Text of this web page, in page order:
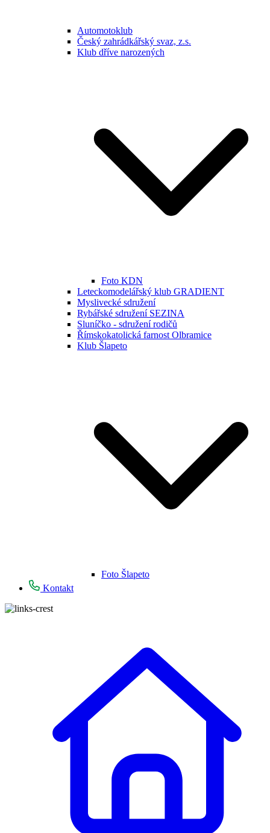
Automotoklub
Český zahrádkářský svaz, z.s.
Klub dříve narozených
Foto KDN
Leteckomodelářský klub GRADIENT
Myslivecké sdružení
Rybářské sdružení SEZINA
Sluníčko - sdružení rodičů
Římskokatolická farnost Olbramice
Klub Šlapeto
Foto Šlapeto
Kontakt